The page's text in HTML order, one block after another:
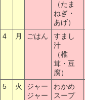
（たま
ねぎ・
あげ）
4
月 ごはん
すまし
汁
（椎
茸・豆
腐）
5
火
ジャー
ジャー
わかめ
スープ